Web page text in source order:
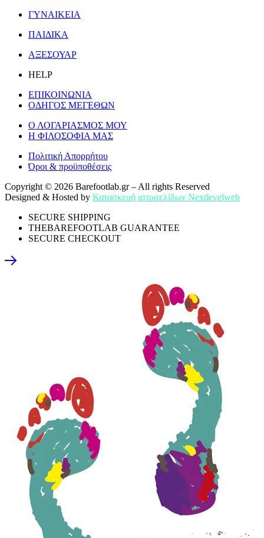
ΓΥΝΑΙΚΕΙΑ
ΠΑΙΔΙΚΑ
ΑΞΕΣΟΥΑΡ
HELP
ΕΠΙΚΟΙΝΩΝΙΑ
ΟΔΗΓΟΣ ΜΕΓΕΘΩΝ
Ο ΛΟΓΑΡΙΑΣΜΟΣ ΜΟΥ
Η ΦΙΛΟΣΟΦΙΑ ΜΑΣ
Πολιτική Απορρήτου
Όροι & προϋποθέσεις
Copyright © 2026 Barefootlab.gr – All rights Reserved
Designed & Hosted by Κατασκευή ιστοσελίδων Nextlevelweb
SECURE SHIPPING
THEBAREFOOTLAB GUARANTEE
SECURE CHECKOUT